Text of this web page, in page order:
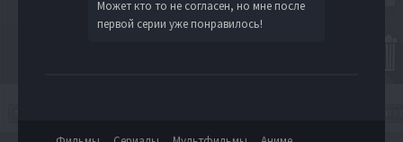
Может кто то не согласен, но мне после
первой серии уже понравилось!